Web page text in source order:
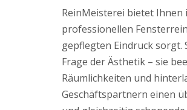
ReinMeisterei bietet Ihnen
professionellen
gepflegten Eindruck sorgt.
Frage der Ästhetik – sie
Räumlichkeiten und
Geschäftspartnern einen